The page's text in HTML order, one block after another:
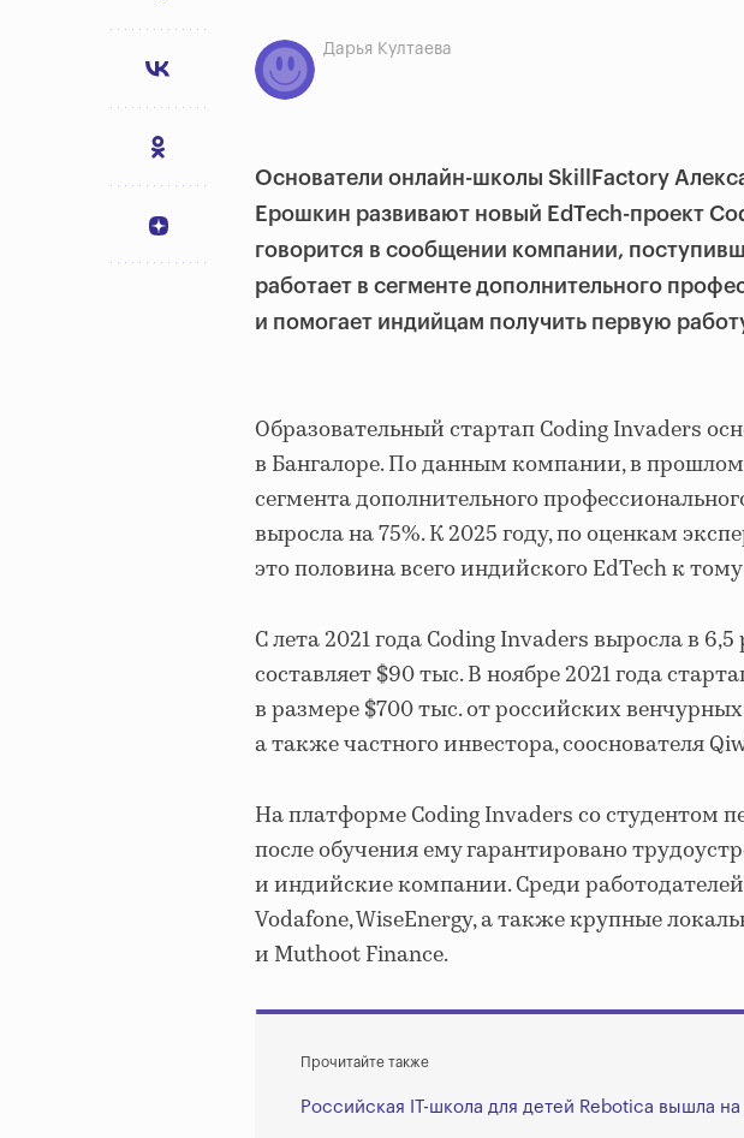
Дарья Култаева
Основатели онлайн-школы SkillFactory
Ерошкин развивают новый EdTech-проект
говорится в сообщении компании,
работает в сегменте дополнительного
и помогает индийцам получить первую
Образовательный стартап Coding Invaders
в Бангалоре. По данным компании, в прошлом
сегмента дополнительного
выросла на 75%. К 2025 году, по оценкам
это половина всего индийского EdTech к
С лета 2021 года Coding Invaders выросла в
составляет $90 тыс. В ноябре 2021 года
в размере $700 тыс. от российских
а также частного инвестора, сооснователя
На платформе Coding Invaders со студентом
после обучения ему гарантировано
и индийские компании. Среди
Vodafone, WiseEnergy, а также крупные
и Muthoot Finance.
Прочитайте также
Российская IT-школа для детей Rebotica вышла